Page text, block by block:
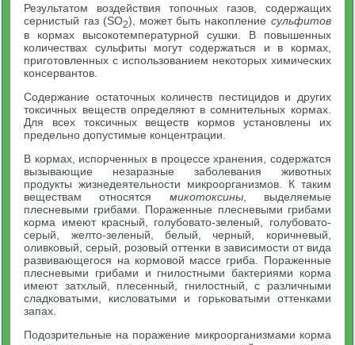
Результатом воздействия топочных газов, содержащих
сернистый газ (SO2), может быть накопление сульфитов
в кормах высокотемпературной сушки. В повышенных
количествах сульфиты могут содержаться и в кормах,
приготовленных с использованием некоторых химических
консервантов.
Содержание остаточных количеств пестицидов и других
токсичных веществ определяют в сомнительных кормах.
Для всех токсичных веществ кормов установлены их
предельно допустимые концентрации.
В кормах, испорченных в процессе хранения, содержатся
вызывающие незаразные заболевания животных
продукты жизнедеятельности микроорганизмов. К таким
веществам относятся микотоксины, выделяемые
плесневыми грибами. Пораженные плесневыми грибами
корма имеют красный, голубовато-зеленый, голубовато-
серый, желто-зеленый, белый, черный, коричневый,
оливковый, серый, розовый оттенки в зависимости от вида
развивающегося на кормовой массе гриба. Пораженные
плесневыми грибами и гнилостными бактериями корма
имеют затхлый, плесенный, гнилостный, с различными
сладковатыми, кисловатыми и горьковатыми оттенками
запах.
Подозрительные на поражение микроорганизмами корма